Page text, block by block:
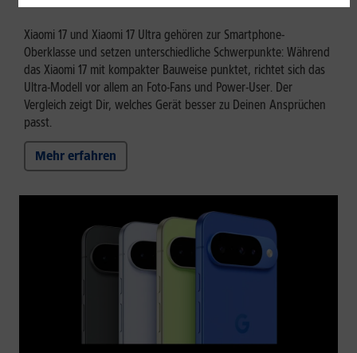
Xiaomi 17 und Xiaomi 17 Ultra gehören zur Smartphone-
Oberklasse und setzen unterschiedliche Schwerpunkte: Während
das Xiaomi 17 mit kompakter Bauweise punktet, richtet sich das
Ultra-Modell vor allem an Foto-Fans und Power-User. Der
Vergleich zeigt Dir, welches Gerät besser zu Deinen Ansprüchen
passt.
Mehr erfahren